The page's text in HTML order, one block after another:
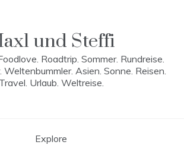
und Steffi
Roadtrip. Sommer. Rundreise.
Weltenbummler. Asien. Sonne. Reisen.
Travel. Urlaub. Weltreise.
Explore